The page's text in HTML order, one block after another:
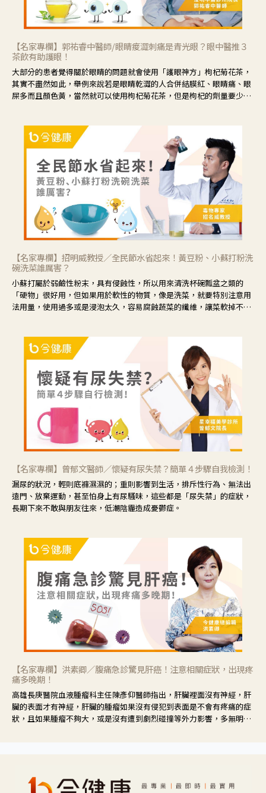
【名家專欄】郭祐睿中醫師/眼睛痠澀刺痛是青光眼？眼中醫推３
茶飲有助護眼！
大部分的患者覺得關於眼睛的問題就會使用「護眼神方」枸杞菊花茶，
其實不盡然如此，舉例來說若是眼睛乾澀的人合併結膜紅、眼睛痛、眼
屎多而且顏色黃，當然就可以使用枸杞菊花茶，但是枸杞的劑量要少，
候就要使用菊花、金銀花來治療；假如單純的眼睛乾澀，結膜沒有紅，
眼睛周圍沒有眼屎，這種情況是屬於「陰虛」，就可以使用枸杞、蓮
藕、麥門冬、山藥等比較滋潤的藥材，效果就更顯著。
【名家專欄】招明威教授／全民節水省起來！黃豆粉、小蘇打粉洗
碗洗菜誰厲害？
小蘇打屬於弱鹼性粉末，具有侵蝕性，所以用來清洗杯碗瓢盆之類的
「硬物」很好用，但如果用於軟性的物質，像是洗菜，就要特別注意用
法用量，使用過多或是浸泡太久，容易腐蝕蔬菜的纖維，讓菜軟掉不清
【名家專欄】曾郁文醫師／懷疑有尿失禁？簡單４步驟自我檢測！
漏尿的狀況，輕則底褲濕濕的；重則影響到生活，排斥性行為、無法出
遠門、放棄運動，甚至怕身上有尿騷味，這些都是「尿失禁」的症狀，
長期下來不敢與朋友往來，低潮陰霾造成憂鬱症。
【名家專欄】洪素卿／腹痛急診驚見肝癌！注意相關症狀，出現疼
痛多晚期！
高雄長庚醫院血液腫瘤科主任陳彥仰醫師指出，肝臟裡面沒有神經，肝
臟的表面才有神經，肝臟的腫瘤如果沒有侵犯到表面是不會有疼痛的症
狀，且如果腫瘤不夠大，或是沒有遭到劇烈碰撞等外力影響，多無明顯